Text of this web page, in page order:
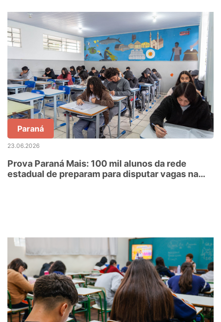
Paraná
23.06.2026
Prova Paraná Mais: 100 mil alunos da rede
estadual de preparam para disputar vagas na